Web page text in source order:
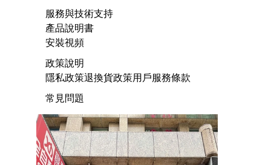
服務與技術支持
產品說明書
安裝視頻
政策說明
隱私政策退換貨政策用戶服務條款
常見問題